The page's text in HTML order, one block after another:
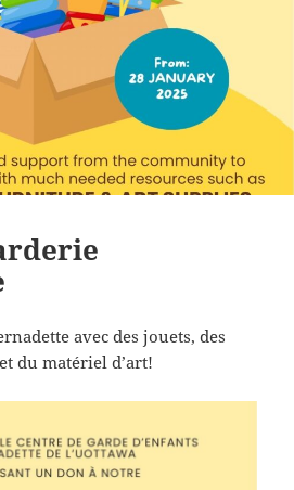
avec des jouets, des
du matériel d’art!